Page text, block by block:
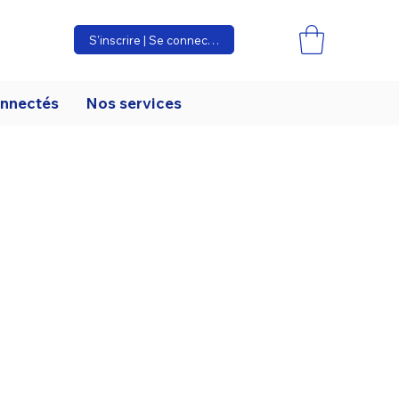
S'inscrire | Se connecter
Nos services